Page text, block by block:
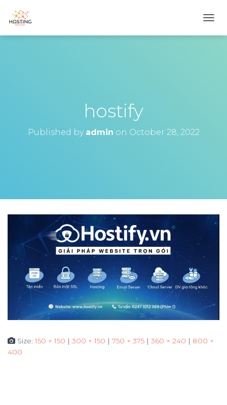
O
hostify
Published by admin on October 28, 2022
Size:150 × 150 | 300 × 150 | 750 × 375 | 360 × 240 | 800 ×
400